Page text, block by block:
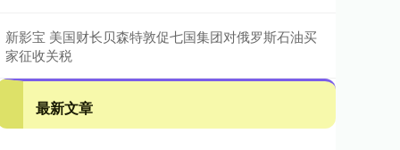
新影宝 美国财长贝森特敦促七国集团对俄罗斯石油买
家征收关税
最新文章